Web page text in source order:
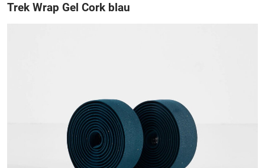
Trek Wrap Gel Cork blau